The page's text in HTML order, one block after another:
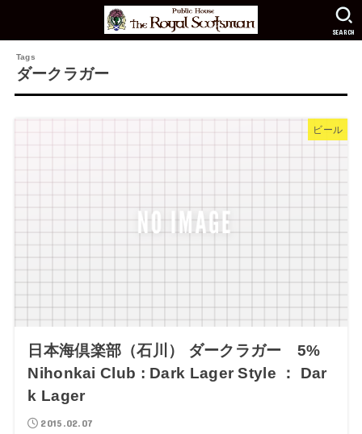
SEARCH
ダークラガー
ビール
日本海倶楽部（石川） ダークラガー 5%
Nihonkai Club : Dark Lager Style ： Dar
k Lager
2015.02.07